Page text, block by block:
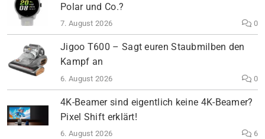
Polar und Co.?
7. August 2026 0
Jigoo T600 – Sagt euren Staubmilben den
Kampf an
6. August 2026 0
4K-Beamer sind eigentlich keine 4K-Beamer?
Pixel Shift erklärt!
6. August 2026 6